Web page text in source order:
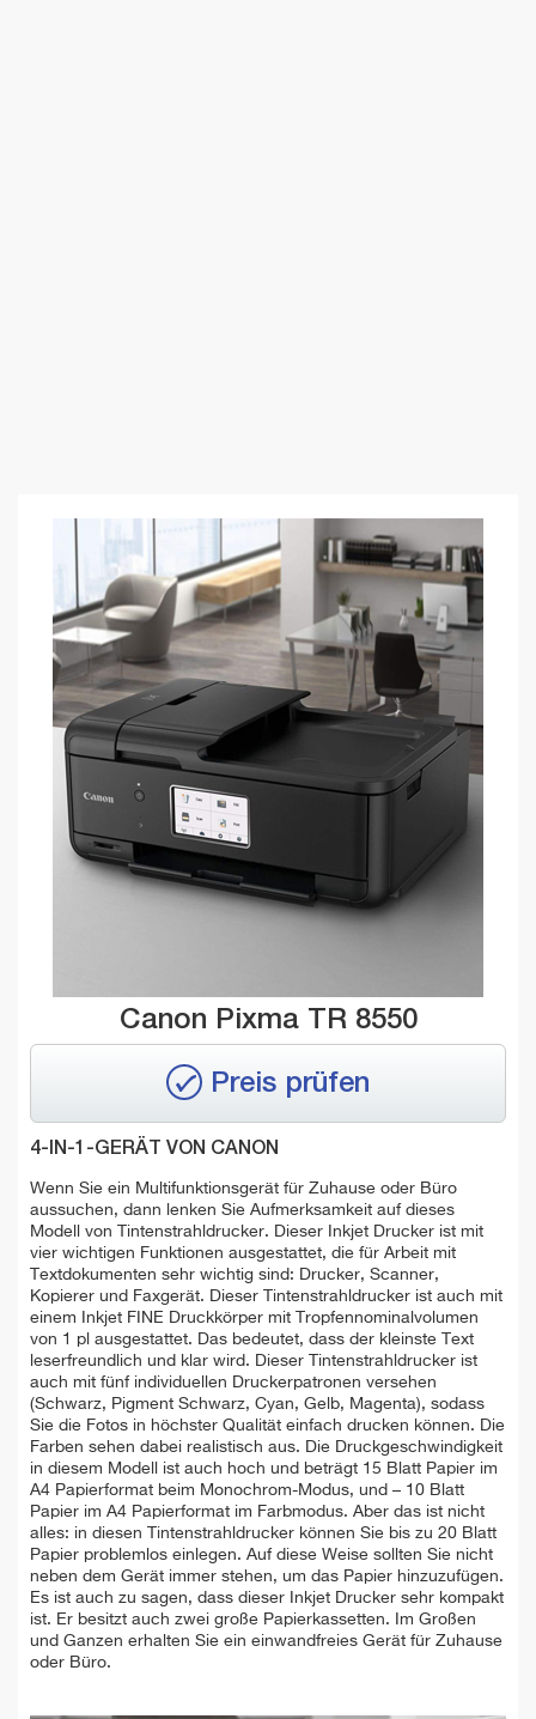
Canon Pixma TR 8550
Preis prüfen
4-IN-1-GERÄT VON CANON
Wenn Sie ein Multifunktionsgerät für Zuhause oder Büro
aussuchen, dann lenken Sie Aufmerksamkeit auf dieses
Modell von Tintenstrahldrucker. Dieser Inkjet Drucker ist mit
vier wichtigen Funktionen ausgestattet, die für Arbeit mit
Textdokumenten sehr wichtig sind: Drucker, Scanner,
Kopierer und Faxgerät. Dieser Tintenstrahldrucker ist auch mit
einem Inkjet FINE Druckkörper mit Tropfennominalvolumen
von 1 pl ausgestattet. Das bedeutet, dass der kleinste Text
leserfreundlich und klar wird. Dieser Tintenstrahldrucker ist
auch mit fünf individuellen Druckerpatronen versehen
(Schwarz, Pigment Schwarz, Cyan, Gelb, Magenta), sodass
Sie die Fotos in höchster Qualität einfach drucken können. Die
Farben sehen dabei realistisch aus. Die Druckgeschwindigkeit
in diesem Modell ist auch hoch und beträgt 15 Blatt Papier im
A4 Papierformat beim Monochrom-Modus, und – 10 Blatt
Papier im A4 Papierformat im Farbmodus. Aber das ist nicht
alles: in diesen Tintenstrahldrucker können Sie bis zu 20 Blatt
Papier problemlos einlegen. Auf diese Weise sollten Sie nicht
neben dem Gerät immer stehen, um das Papier hinzuzufügen.
Es ist auch zu sagen, dass dieser Inkjet Drucker sehr kompakt
ist. Er besitzt auch zwei große Papierkassetten. Im Großen
und Ganzen erhalten Sie ein einwandfreies Gerät für Zuhause
oder Büro.